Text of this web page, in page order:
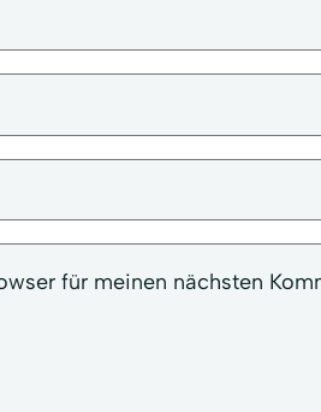
für meinen nächsten